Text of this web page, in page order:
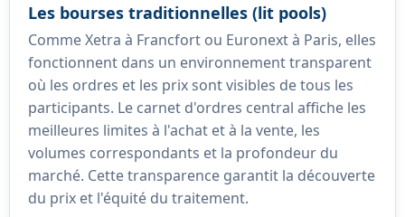
Les bourses traditionnelles (lit pools)
Comme Xetra à Francfort ou Euronext à Paris, elles
fonctionnent dans un environnement transparent
où les ordres et les prix sont visibles de tous les
participants. Le carnet d'ordres central affiche les
meilleures limites à l'achat et à la vente, les
volumes correspondants et la profondeur du
marché. Cette transparence garantit la découverte
du prix et l'équité du traitement.